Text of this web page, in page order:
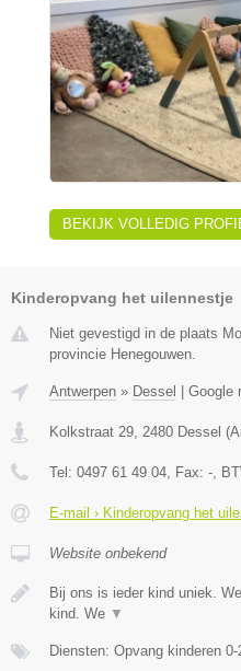
BEKIJK VOLLEDIG
Kinderopvang het uilennestje
Niet gevestigd in de plaats
provincie Henegouwen.
Antwerpen » Dessel | Google
Kolkstraat 29 2480 Dessel (
Tel: 0497 61 49 04 , Fax: - ,
E-mail › Kinderopvang het
Website onbekend
Bij ons is ieder kind uniek.
kind. We ▼
Diensten: Opvang kinderen 0-